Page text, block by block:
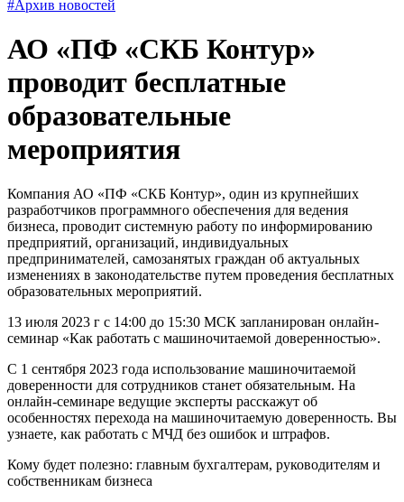
#Архив новостей
АО «ПФ «СКБ Контур»
проводит бесплатные
образовательные
мероприятия
Компания АО «ПФ «СКБ Контур», один из крупнейших
разработчиков программного обеспечения для ведения
бизнеса, проводит системную работу по информированию
предприятий, организаций, индивидуальных
предпринимателей, самозанятых граждан об актуальных
изменениях в законодательстве путем проведения бесплатных
образовательных мероприятий.
13 июля 2023 г с 14:00 до 15:30 МСК запланирован онлайн-
семинар «Как работать с машиночитаемой доверенностью».
С 1 сентября 2023 года использование машиночитаемой
доверенности для сотрудников станет обязательным. На
онлайн-семинаре ведущие эксперты расскажут об
особенностях перехода на машиночитаемую доверенность. Вы
узнаете, как работать с МЧД без ошибок и штрафов.
Кому будет полезно: главным бухгалтерам, руководителям и
собственникам бизнеса